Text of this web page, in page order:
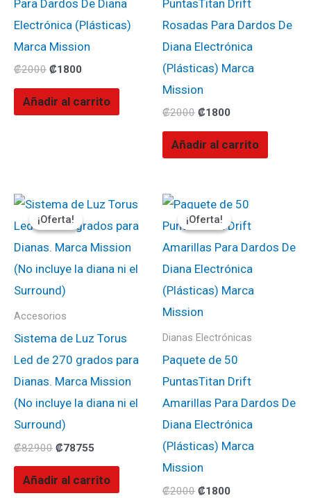
Para Dardos De Diana
Electrónica (Plásticas)
Marca Mission
₡2000 ₡1800
Añadir al carrito
PuntasTitan Drift
Rosadas Para Dardos De
Diana Electrónica
(Plásticas) Marca
Mission
₡2000 ₡1800
Añadir al carrito
¡Oferta!
¡Oferta!
Accesorios
Sistema de Luz Torus
Led de 270 grados para
Dianas. Marca Mission
(No incluye la diana ni el
Surround)
₡82900
precio
original
₡82900.
₡78755
precio
actual
₡78755.
Añadir al carrito
¡Oferta!
¡Oferta!
Dianas Electrónicas
Paquete de 50
PuntasTitan Drift
Amarillas Para Dardos De
Diana Electrónica
(Plásticas) Marca
Mission
₡2000
precio
original
₡2000.
₡1800
El
precio
actual
₡1800.